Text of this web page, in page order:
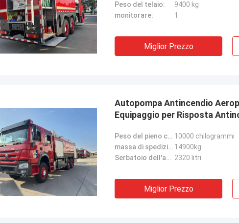
Peso del telaio:
9400 kg
monitorare:
1
Miglior Prezzo
Autopompa Antincendio
Equipaggio per Risposta
Peso del pieno carico: 10000 chilogrammi
massa di spedizione: 14900kg
Serbatoio dell'acqua: 2320 litri
Miglior Prezzo